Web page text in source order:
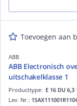
Toevoegen aan
ABB
ABB Electronisch
uitschakelklasse 1
Producttype: E 16 DU 6,3
Lev. Nr.: